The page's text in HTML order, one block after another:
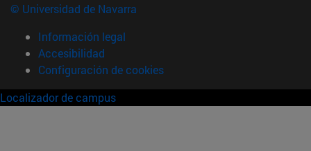
© Universidad de Navarra
Información legal
Accesibilidad
Configuración de cookies
Localizador de campus